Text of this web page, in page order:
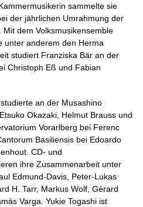
sammelte sie
der jährlichen Umrahmung der
dem Volksmusikensemble
unter anderem den Herma
studiert Franziska Bär an der
Christoph Eß und Fabian
an der Musashino
Okazaki, Helmut Brauss und
Vorarlberg bei Ferenc
Basiliensis bei Edoardo
CD- und
ihre Zusammenarbeit unter
Edmund-Davis, Peter-Lukas
H. Tarr, Markus Wolf, Gérard
Varga. Yukie Togashi ist